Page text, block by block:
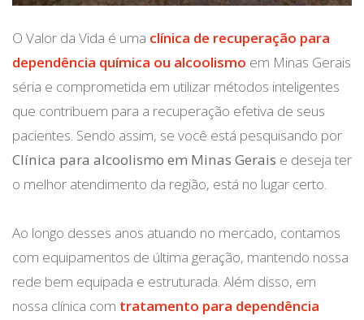
O Valor da Vida é uma clínica de recuperação para
dependência química ou alcoolismo em Minas Gerais
séria e comprometida em utilizar métodos inteligentes
que contribuem para a recuperação efetiva de seus
pacientes. Sendo assim, se você está pesquisando por
Clínica para alcoolismo em Minas Gerais e deseja ter
o melhor atendimento da região, está no lugar certo.
Ao longo desses anos atuando no mercado, contamos
com equipamentos de última geração, mantendo nossa
rede bem equipada e estruturada. Além disso, em
nossa clínica com tratamento para dependência